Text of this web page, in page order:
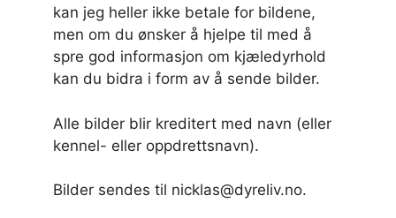
kan jeg heller ikke betale for bildene,
men om du ønsker å hjelpe til med å
spre god informasjon om kjæledyrhold
kan du bidra i form av å sende bilder.
Alle bilder blir kreditert med navn (eller
kennel- eller oppdrettsnavn).
Bilder sendes til nicklas@dyreliv.no.